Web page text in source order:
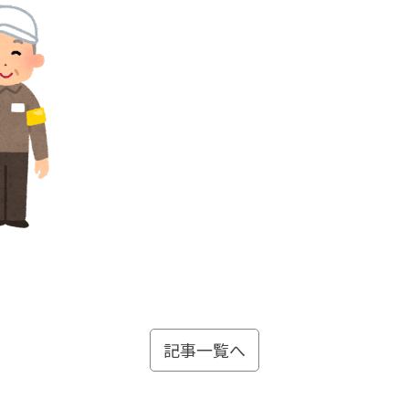
記事一覧へ